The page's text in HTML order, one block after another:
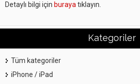
Detaylı bilgi için buraya tıklayın.
Kategoriler
Tüm kategoriler
iPhone / iPad